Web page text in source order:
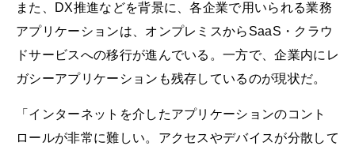
また、DX推進などを背景に、各企業で用いられる業務
アプリケーションは、オンプレミスからSaaS・クラウ
ドサービスへの移行が進んでいる。一方で、企業内にレ
ガシーアプリケーションも残存しているのが現状だ。
「インターネットを介したアプリケーションのコント
ロールが非常に難しい。アクセスやデバイスが分散して